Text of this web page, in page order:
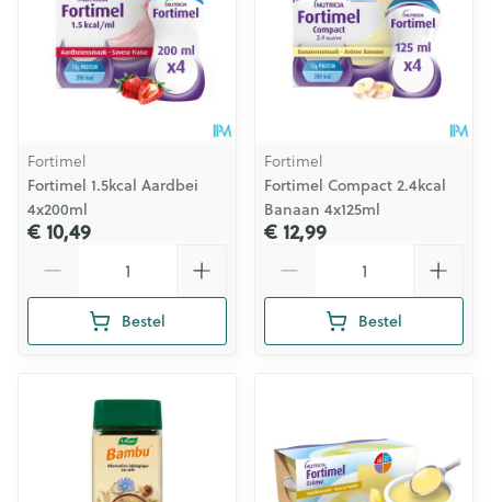
Fortimel
Fortimel 1.5kcal Aardbei
4x200ml
€ 10,49
Bestel
Fortimel
Fortimel Compact 2.4kcal
Banaan 4x125ml
€ 12,99
Bestel